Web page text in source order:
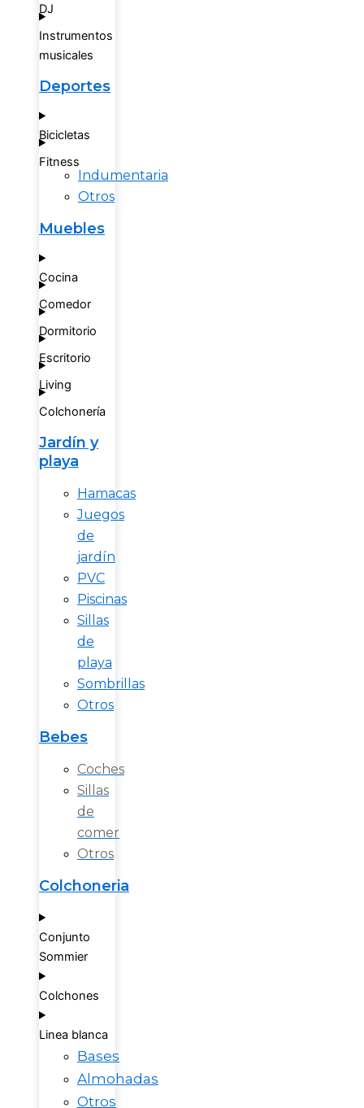
DJ
Instrumentos
musicales
Deportes
Bicicletas
Fitness
Indumentaria
Otros
Muebles
Cocina
Comedor
Dormitorio
Escritorio
Living
Colchonería
Jardín y
playa
Hamacas
Juegos
de
jardín
PVC
Piscinas
Sillas
de
playa
Sombrillas
Otros
Bebes
Coches
Sillas
de
comer
Otros
Colchoneria
Conjunto
Sommier
Colchones
Linea blanca
Bases
Almohadas
Otros